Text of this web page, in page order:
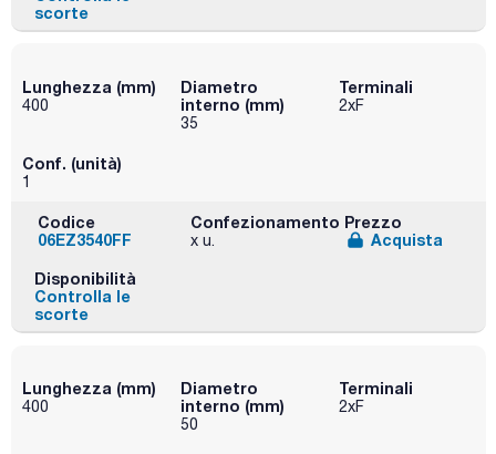
scorte
Lunghezza (mm)
400
Diametro
interno (mm)
35
Terminali
2xF
Conf. (unità)
1
Codice
06EZ3540FF
Confezionamento
x u.
Prezzo
Acquista
Disponibilità
Controlla le
scorte
Lunghezza (mm)
400
Diametro
interno (mm)
50
Terminali
2xF